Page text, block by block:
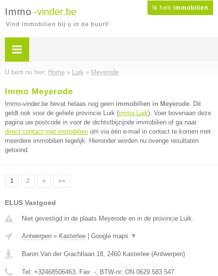
Ik heb immobilien
Immo -vinder.be
Vind immobilien bij u in de buurt!
U bent nu hier: Home » Luik » Meyerode
Immo Meyerode
Immo-vinder.be bevat helaas nog geen immobilien in Meyerode. Dit
geldt ook voor de gehele provincie Luik (immo Luik). Voer bovenaan deze
pagina uw postcode in voor de dichtstbijzijnde immobilien of ga naar
direct contact met immobilien om via één e-mail in contact te komen met
meerdere immobilien tegelijk. Hieronder worden nu overige resultaten
getoond.
1 2 » »»
ELUS Vastgoed
Niet gevestigd in de plaats Meyerode en in de provincie Luik.
Antwerpen » Kasterlee Google maps ▼
Baron Van der Grachtlaan 18, 2460 Kasterlee (Antwerpen)
Tel: +32468506463, Fax: -, BTW-nr: ON 0629.583.547